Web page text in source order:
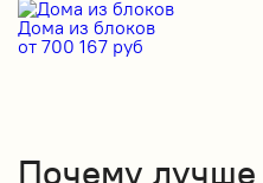
Дома из блоков
от 700 167 руб
Почему лучше